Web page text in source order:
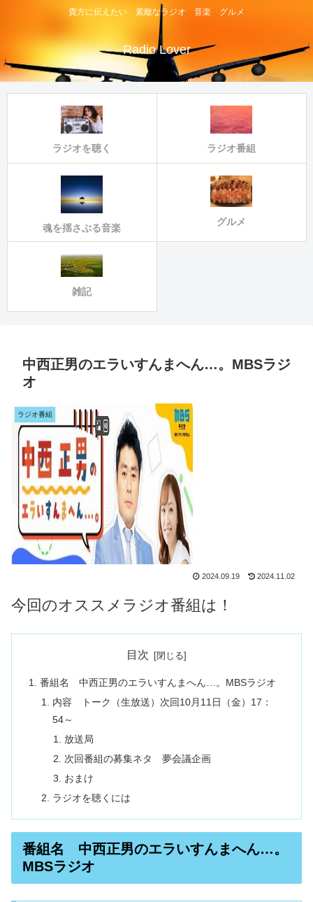
貴方に伝えたい 素敵なラジオ 音楽 グルメ
Radio Lover
ラジオを聴く ラジオ番組
魂を揺さぶる音楽
グルメ
雑記
中西正男のエラいすんまへん…。MBSラジ
オ
ラジオ番組
2024.09.19 2024.11.02
今回のオススメラジオ番組は！
目次
番組名 中西正男のエラいすんまへん…。MBSラジオ
内容 トーク（生放送）次回10月11日（金）17：
54～
放送局
次回番組の募集ネタ 夢会議企画
おまけ
ラジオを聴くには
番組名 中西正男のエラいすんまへん…。
MBSラジオ